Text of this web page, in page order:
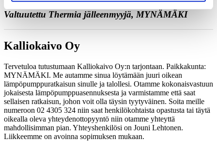
Valtuutettu Thermia jälleenmyyjä, MYNÄMÄKI
Kalliokaivo Oy
Tervetuloa tutustumaan Kalliokaivo Oy:n tarjontaan. Paikkakunta:
MYNÄMÄKI. Me autamme sinua löytämään juuri oikean
lämpöpumppuratkaisun sinulle ja talollesi. Otamme kokonaisvastuun
jokaisesta lämpöpumppuasennuksesta ja varmistamme että saat
sellaisen ratkaisun, johon voit olla täysin tyytyväinen. Soita meille
numeroon 02 4305 324 niin saat henkilökohtaista opastusta tai täytä
oikealla oleva yhteydenottopyyntö niin otamme yhteyttä
mahdollisimman pian. Yhteyshenkilösi on Jouni Lehtonen.
Liikkeemme on avoinna sopimuksen mukaan.